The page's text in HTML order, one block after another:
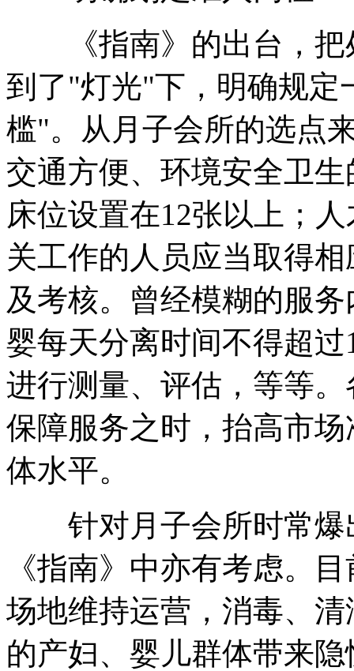
《指南》的出台，把
到了"灯光"下，明确规定
槛"。从月子会所的选点
交通方便、环境安全卫
床位设置在12张以上；
关工作的人员应当取得
及考核。曾经模糊的服
婴每天分离时间不得超
进行测量、评估，等等
保障服务之时，抬高市
体水平。
针对月子会所时常爆
《指南》中亦有考虑。
场地维持运营，消毒、
的产妇、婴儿群体带来